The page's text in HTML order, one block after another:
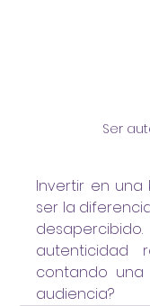
Ser
Invertir en
ser la
autenticidad
contando
audiencia?